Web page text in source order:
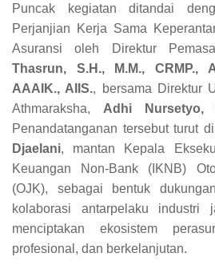
Puncak kegiatan ditandai
Perjanjian Kerja Sama
Asuransi oleh Direktur
Thasrun, S.H., M.M., CRMP.,
AAAIK., AIIS., bersama Direktur
Athmaraksha, Adhi Nursetyo,
Penandatanganan tersebut turut
Djaelani, mantan Kepala
Keuangan Non-Bank (IKNB)
(OJK), sebagai bentuk
kolaborasi antarpelaku industri
menciptakan ekosistem
profesional, dan berkelanjutan.